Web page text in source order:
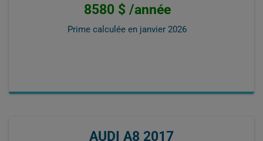
8580 $ /année
Prime calculée en janvier 2026
AUDI A8 2017